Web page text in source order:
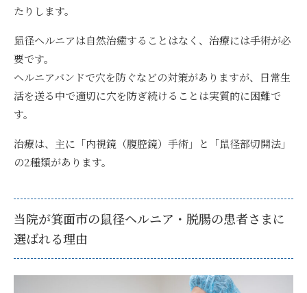
たりします。
鼠径ヘルニアは自然治癒することはなく、治療には手術が必
要です。
ヘルニアバンドで穴を防ぐなどの対策がありますが、日常生
活を送る中で適切に穴を防ぎ続けることは実質的に困難で
す。
治療は、主に「内視鏡（腹腔鏡）手術」と「鼠径部切開法」
の2種類があります。
当院が箕面市の鼠径ヘルニア・脱腸の患者さまに
選ばれる理由